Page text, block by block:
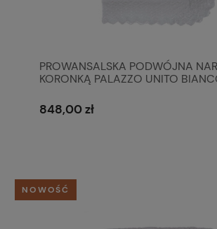
PROWANSALSKA PODWÓJNA
KORONKĄ PALAZZO UNITO
848,00 zł
NOWOŚĆ